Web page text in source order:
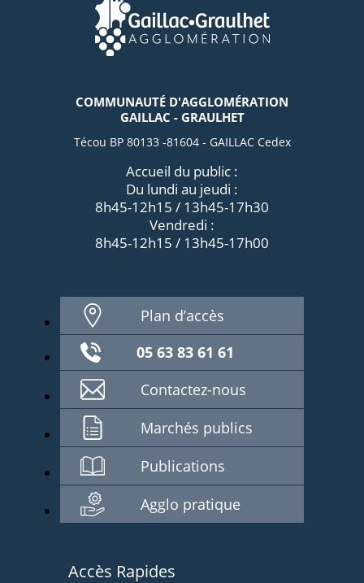
COMMUNAUTÉ D'AGGLOMÉRATION
GAILLAC - GRAULHET
Técou BP 80133 -81604 - GAILLAC Cedex
Accueil du public :
Du lundi au jeudi :
8h45-12h15 / 13h45-17h30
Vendredi :
8h45-12h15 / 13h45-17h00
Plan d’accès
05 63 83 61 61
Contactez-nous
Marchés publics
Publications
Agglo pratique
Accès Rapides